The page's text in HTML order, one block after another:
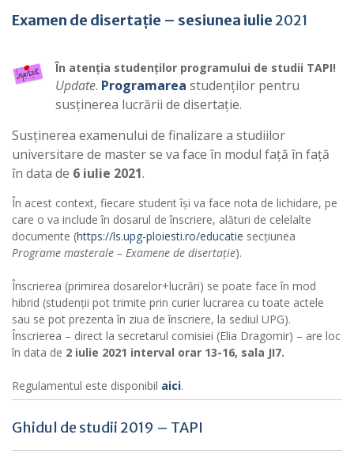
Examen de disertație – sesiunea iulie 2021
În atenția studenților programului de studii TAPI!
Update. Programarea studenților pentru
susținerea lucrării de disertație.
Susținerea examenului de finalizare a studiilor
universitare de master se va face în modul față în față
în data de 6 iulie 2021.
În acest context, fiecare student își va face nota de lichidare, pe
care o va include în dosarul de înscriere, alături de celelalte
documente (https://ls.upg-ploiesti.ro/educatie secțiunea
Programe masterale – Examene de disertație).
Înscrierea (primirea dosarelor+lucrări) se poate face în mod
hibrid (studenții pot trimite prin curier lucrarea cu toate actele
sau se pot prezenta în ziua de înscriere, la sediul UPG).
Înscrierea – direct la secretarul comisiei (Elia Dragomir) – are loc
în data de 2 iulie 2021 interval orar 13-16, sala JI7.
Regulamentul este disponibil aici.
Ghidul de studii 2019 – TAPI